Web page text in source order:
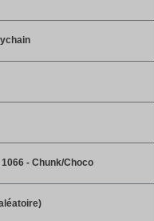
- Chunk/Choco